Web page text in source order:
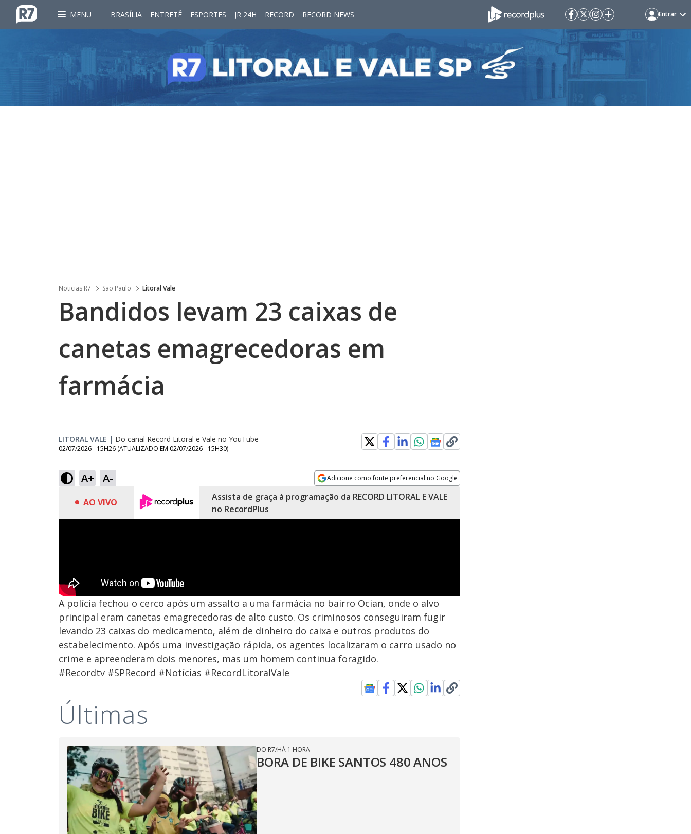
MENU BRASÍLIA ENTRETÊ ESPORTES JR 24H RECORD RECORD NEWS Entrar
Noticias R7 São Paulo Litoral Vale
Bandidos levam 23 caixas de
canetas emagrecedoras em
farmácia
LITORAL VALE | Do canal Record Litoral e Vale no YouTube
02/07/2026 - 15H26 (ATUALIZADO EM 02/07/2026 - 15H30)
A+ A- Adicione como fonte preferencial no Google
Opens in new window
AO VIVO
Assista de graça à programação da RECORD LITORAL E VALE
no RecordPlus
A polícia fechou o cerco após um assalto a uma farmácia no bairro Ocian, onde o alvo
principal eram canetas emagrecedoras de alto custo. Os criminosos conseguiram fugir
levando 23 caixas do medicamento, além de dinheiro do caixa e outros produtos do
estabelecimento. Após uma investigação rápida, os agentes localizaram o carro usado no
crime e apreenderam dois menores, mas um homem continua foragido.
#Recordtv #SPRecord #Notícias #RecordLitoralVale
Últimas
DO R7/HÁ 1 HORA
BORA DE BIKE SANTOS 480 ANOS